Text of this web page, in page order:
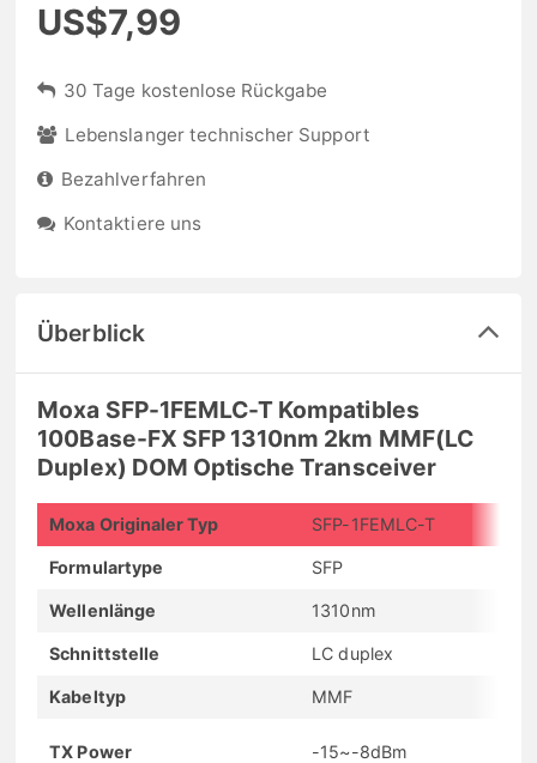
US$7,99
30 Tage kostenlose Rückgabe
Lebenslanger technischer Support
Bezahlverfahren
Kontaktiere uns
Überblick
Moxa SFP-1FEMLC-T Kompatibles
100Base-FX SFP 1310nm 2km MMF(LC
Duplex) DOM Optische Transceiver
Moxa Originaler Typ SFP-1FEMLC-T
Formulartype SFP
Wellenlänge 1310nm
Schnittstelle LC duplex
Kabeltyp MMF
TX Power -15~-8dBm